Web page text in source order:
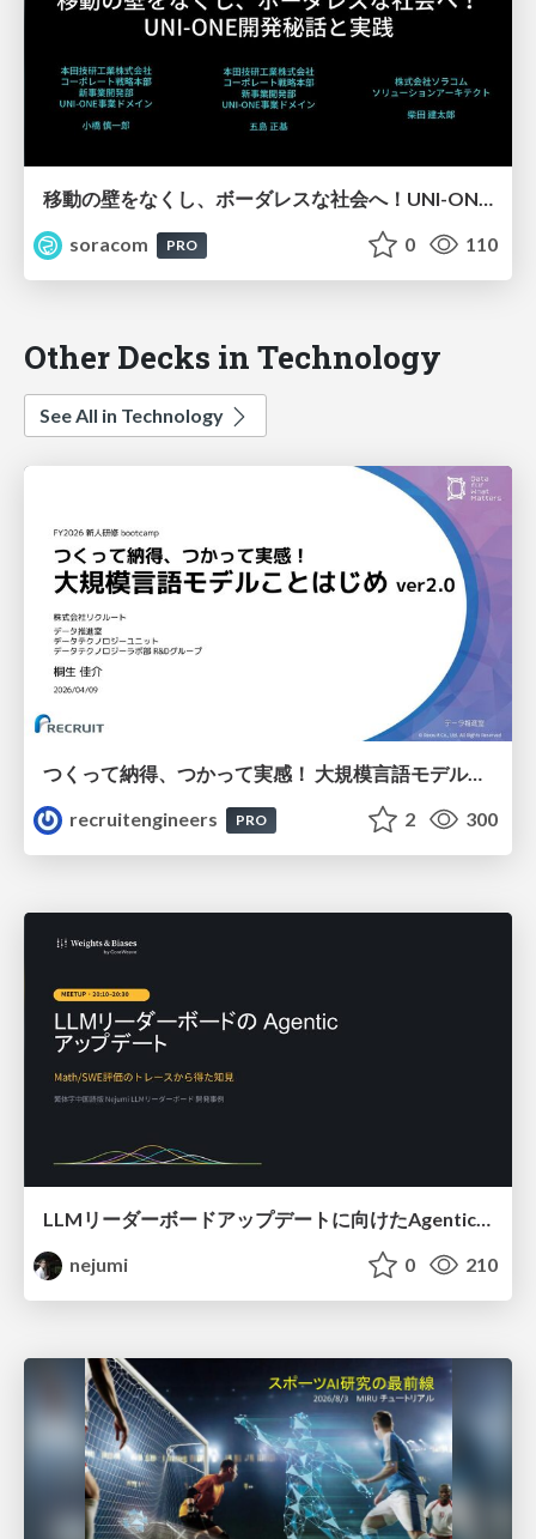
移動の壁をなくし、ボーダレスな社会へ！UNI-ONE開発秘話と実践【SORACOM Discovery 2026】
soracom
PRO 0 110
Other Decks in Technology
See All in Technology
つくって納得、つかって実感！ 大規模言語モデルことはじめ ver2.0
recruitengineers
PRO 2 300
LLMリーダーボードアップデートに向けたAgentic Math_SWEのトレースについて
nejumi
0 210